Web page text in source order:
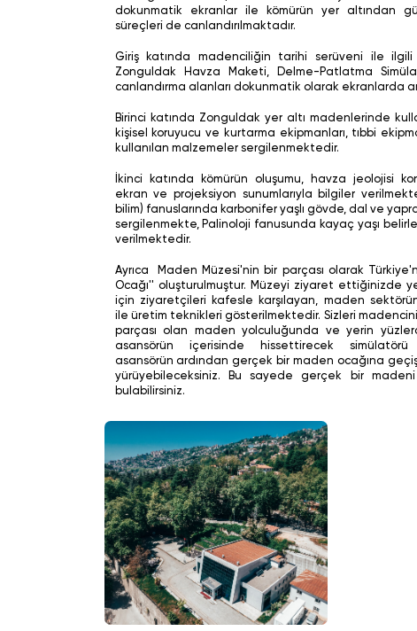
dokunmatik ekranlar ile kömürün yer altından
süreçleri de canlandırılmaktadır.
Giriş katında madenciliğin tarihi serüveni ile
Zonguldak Havza Maketi, Delme-Patlatma
canlandırma alanları dokunmatik olarak ekranlarda
Birinci katında Zonguldak yer altı madenlerinde
kişisel koruyucu ve kurtarma ekipmanları, tıbbi
kullanılan malzemeler sergilenmektedir.
İkinci katında kömürün oluşumu, havza jeolojisi
ekran ve projeksiyon sunumlarıyla bilgiler
bilim) fanuslarında karbonifer yaşlı gövde, dal ve
sergilenmekte, Palinoloji fanusunda kayaç yaşı
verilmektedir.
Ayrıca Maden Müzesi'nin bir parçası olarak
Ocağı'' oluşturulmuştur. Müzeyi ziyaret ettiğinizde
için ziyaretçileri kafesle karşılayan, maden
ile üretim teknikleri gösterilmektedir. Sizleri
parçası olan maden yolculuğunda ve yerin
asansörün içerisinde hissettirecek simülatörü
asansörün ardından gerçek bir maden ocağına
yürüyebileceksiniz. Bu sayede gerçek bir madeni
bulabilirsiniz.